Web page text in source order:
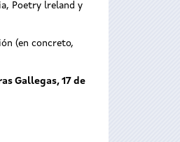
Poetry lreland y
(en concreto,
Gallegas, 17 de